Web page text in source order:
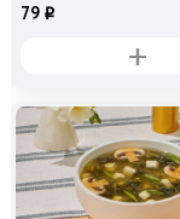
79 i